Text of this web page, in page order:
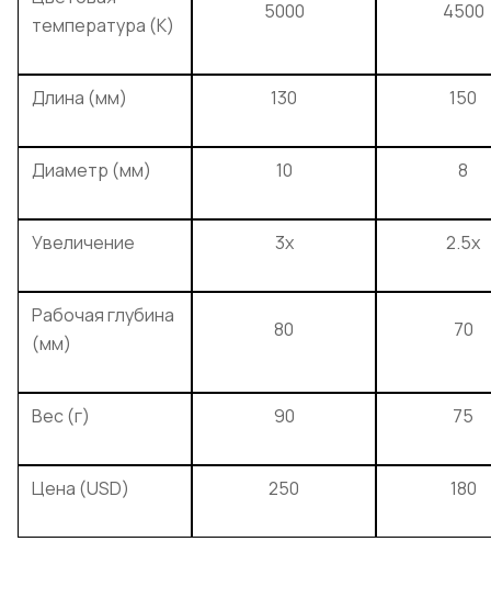
температура (K)
5000 4500
Длина (мм) 130 150
Диаметр (мм) 10 8
Увеличение 3x 2.5x
Рабочая глубина
(мм)
80 70
Вес (г) 90 75
Цена (USD) 250 180